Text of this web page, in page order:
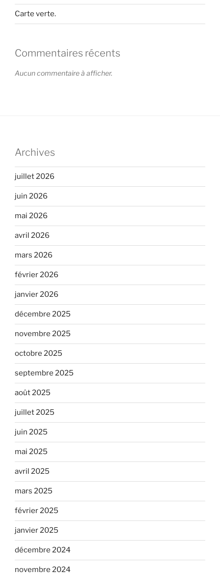
Carte verte.
Commentaires récents
Aucun commentaire à afficher.
Archives
juillet 2026
juin 2026
mai 2026
avril 2026
mars 2026
février 2026
janvier 2026
décembre 2025
novembre 2025
octobre 2025
septembre 2025
août 2025
juillet 2025
juin 2025
mai 2025
avril 2025
mars 2025
février 2025
janvier 2025
décembre 2024
novembre 2024